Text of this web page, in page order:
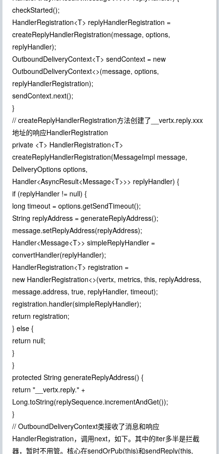
checkStarted();
HandlerRegistration<T> replyHandlerRegistration =
createReplyHandlerRegistration(message, options,
replyHandler);
OutboundDeliveryContext<T> sendContext = new
OutboundDeliveryContext<>(message, options,
replyHandlerRegistration);
sendContext.next();
}
// createReplyHandlerRegistration方法创建了__vertx.reply.xxx
地址的响应HandlerRegistration
private <T> HandlerRegistration<T>
createReplyHandlerRegistration(MessageImpl message,
DeliveryOptions options,
Handler<AsyncResult<Message<T>>> replyHandler) {
if (replyHandler != null) {
long timeout = options.getSendTimeout();
String replyAddress = generateReplyAddress();
message.setReplyAddress(replyAddress);
Handler<Message<T>> simpleReplyHandler =
convertHandler(replyHandler);
HandlerRegistration<T> registration =
new HandlerRegistration<>(vertx, metrics, this, replyAddress,
message.address, true, replyHandler, timeout);
registration.handler(simpleReplyHandler);
return registration;
} else {
return null;
}
}
protected String generateReplyAddress() {
return "__vertx.reply." +
Long.toString(replySequence.incrementAndGet());
}
// OutboundDeliveryContext类接收了消息和响应
HandlerRegistration，调用next，如下。其中的iter多半是拦截
器，暂时不用管。核心在sendOrPub(this)和sendReply(this,